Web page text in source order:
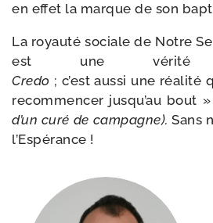
en effet la marque de son
La royau­té sociale de Notre
est une
Credo ; c’est aus­si une réa­li­té
recom­men­cer jusqu’au bout
d’un curé de cam­pagne). Sans
l’Espérance !